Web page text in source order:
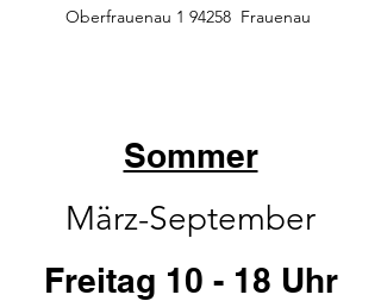
Oberfrauenau 1 94258 Frauenau
Sommer
März-September
Freitag 10 - 18 Uhr